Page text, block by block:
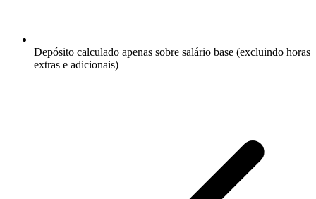
Depósito calculado apenas sobre salário base (excluindo horas
extras e adicionais)